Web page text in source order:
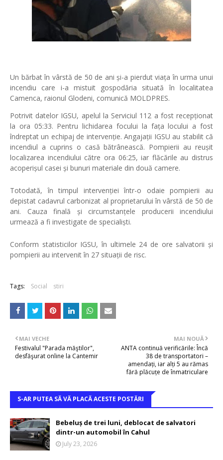
Un bărbat în vârstă de 50 de ani și-a pierdut viața în urma unui
incendiu care i-a mistuit gospodăria situată în localitatea
Camenca, raionul Glodeni, comunică MOLDPRES.
Potrivit datelor IGSU, apelul la Serviciul 112 a fost recepționat
la ora 05:33. Pentru lichidarea focului la fața locului a fost
îndreptat un echipaj de intervenție. Angajații IGSU au stabilit că
incendiul a cuprins o casă bătrânească. Pompierii au reușit
localizarea incendiului către ora 06:25, iar flăcările au distrus
acoperișul casei și bunuri materiale din două camere.
Totodată, în timpul intervenției într-o odaie pompierii au
depistat cadavrul carbonizat al proprietarului în vârstă de 50 de
ani. Cauza finală și circumstanțele producerii incendiului
urmează a fi investigate de specialiști.
Conform statisticilor IGSU, în ultimele 24 de ore salvatorii și
pompierii au intervenit în 27 situații de risc.
Tags: Social stiri
MAI NOUĂ
ANTA continuă verificările: Încă
38 de transportatori –
amendați, iar alți 5 au rămas
fără plăcuțe de înmatriculare
MAI VECHE
Festivalul "Parada măştilor",
desfăşurat online la Cantemir
S-AR PUTEA SĂ VĂ PLACĂ ACESTE POSTĂRI
Bebeluș de trei luni, deblocat de salvatori
dintr-un automobil în Cahul
July 23, 2026